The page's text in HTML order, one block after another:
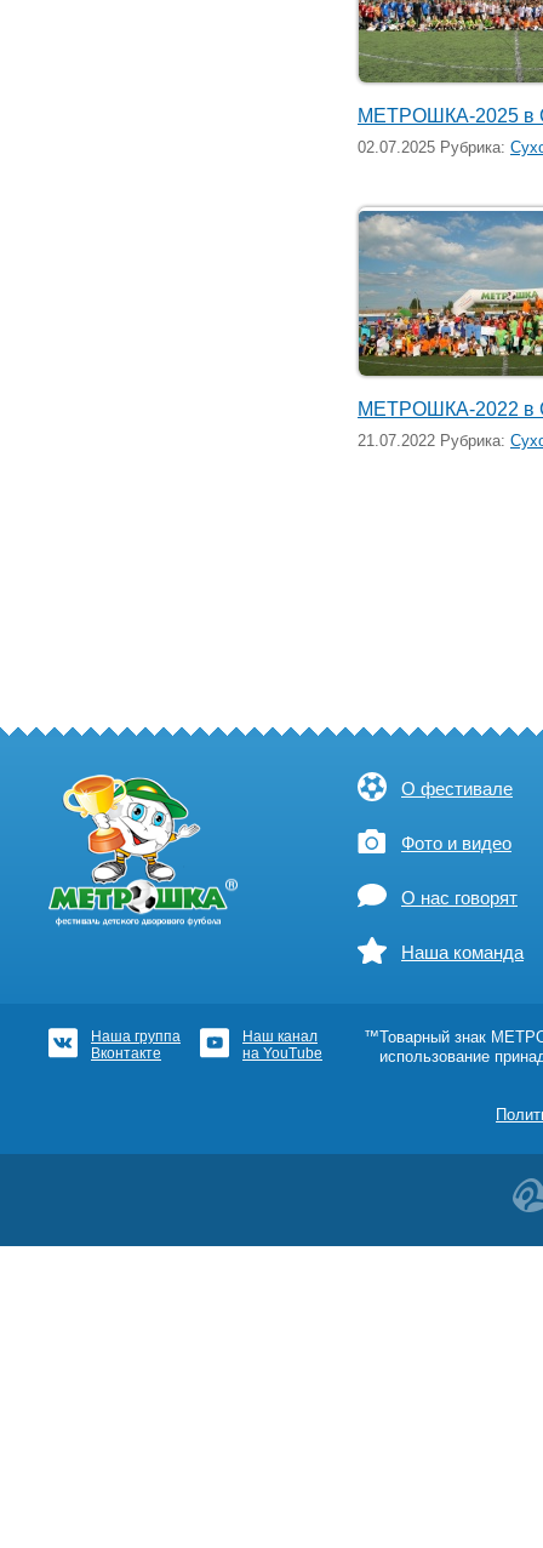
МЕТРОШКА-2025 в
02.07.2025 Рубрика:
МЕТРОШКА-2022 в
21.07.2022 Рубрика:
О фестивале
Фото и видео
О нас говорят
Наша команда
Наша группа
Вконтакте
Наш канал
на YouTube
™Товарный знак
использование